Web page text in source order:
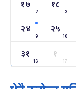
सोम फाल्गुन
२५
मंगल
ग्याल्पो
फाल्गुन २५,
१७
2
१८
3
२४
9
२५
10
३१
16
१
17